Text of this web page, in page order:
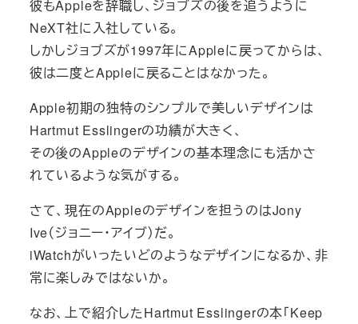
彼もAppleを辞職し、ジョブズの後を追うように
NeXT社に入社している。
しかしジョブズが1997年にAppleに戻ってからは、
彼は二度とAppleに戻ることはなかった。
Apple初期の独特のシンプルで美しいデザインは
Hartmut Esslingerの功績が大きく、
その後のAppleのデザインの基本理念にも活かさ
れているような気がする。
さて、現在のAppleのデザインを担うのはJony
Ive（ジョニー・アイブ）だ。
iWatchがいったいどのようなデザインになるか、非
常に楽しみではないか。
なお、上で紹介したHartmut Esslingerの本「Keep